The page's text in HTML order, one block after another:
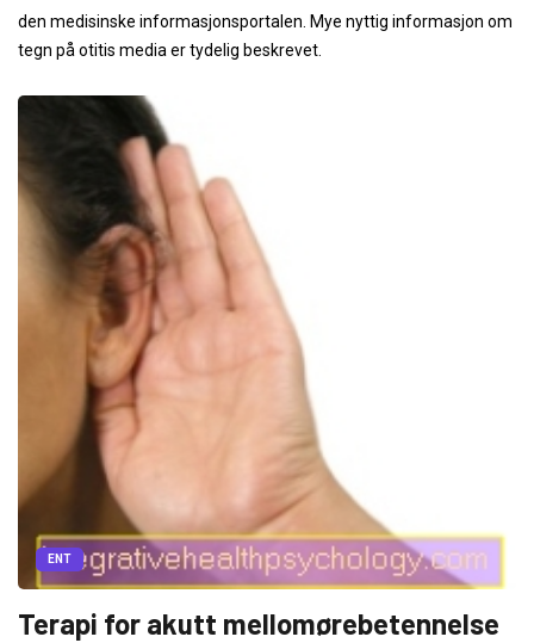
den medisinske informasjonsportalen. Mye nyttig informasjon om
tegn på otitis media er tydelig beskrevet.
ENT
Terapi for akutt mellomørebetennelse